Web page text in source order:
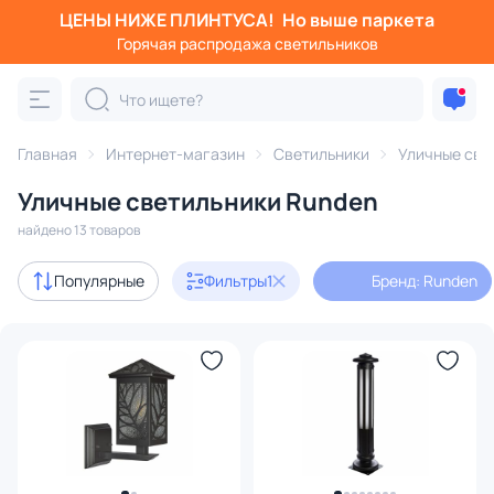
ЦЕНЫ НИЖЕ ПЛИНТУСА! Но выше паркета
Горячая распродажа светильников
Главная Интернет-магазин Светильники Уличные
Уличные светильники Runden
найдено 13 товаров
Популярные Фильтры1 Бренд: Runden
Фильтры
Категория:
настенные светодиодные на солнечных батареях
с 3D-моделями